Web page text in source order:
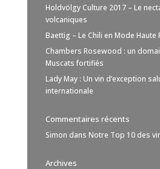
Holdvölgy Culture 2017 – Le
volcaniques
Baettig – Le Chili en Mode Haute
Chambers Rosewood : un
Muscats fortifiés
Lady May : Un vin d’exception
internationale
Commentaires récents
Simon dans Notre Top 10 des
Archives